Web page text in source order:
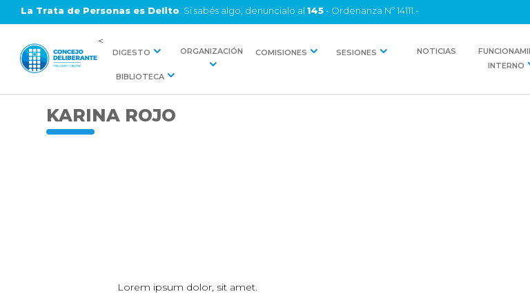
La Trata de Personas es Delito . Si sabés algo, denuncialo al 145- Ordenanza Nº 14111.-
<
DIGESTO ORGANIZACIÓN COMISIONES SESIONES NOTICIAS
INTERNO
BIBLIOTECA
KARINA ROJO
Lorem ipsum dolor, sit amet.